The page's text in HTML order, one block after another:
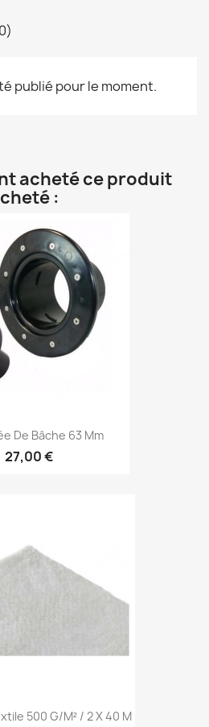
publié pour le moment.
acheté ce produit
:
De Bâche 63 Mm
27,00 €
500 G/m² / 2 X 40 M